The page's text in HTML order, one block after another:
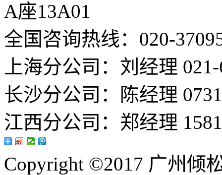
A座13A01
全国咨询热线：020-
上海分公司：刘经理
长沙分公司：陈经理
江西分公司：郑经理
Copyright ©2017 广州倾